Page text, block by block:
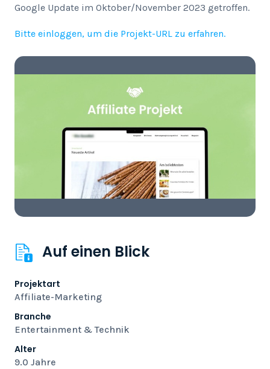
Google Update im Oktober/November 2023 getroffen.
Bitte einloggen, um die Projekt-URL zu erfahren.
Auf einen Blick
Projektart
Affiliate-Marketing
Branche
Entertainment & Technik
Alter
9.0 Jahre